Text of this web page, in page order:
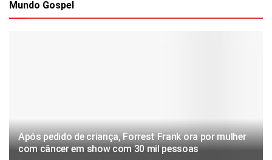
Mundo Gospel
Após pedido de criança, Forrest Frank ora por mulher
com câncer em show com 30 mil pessoas